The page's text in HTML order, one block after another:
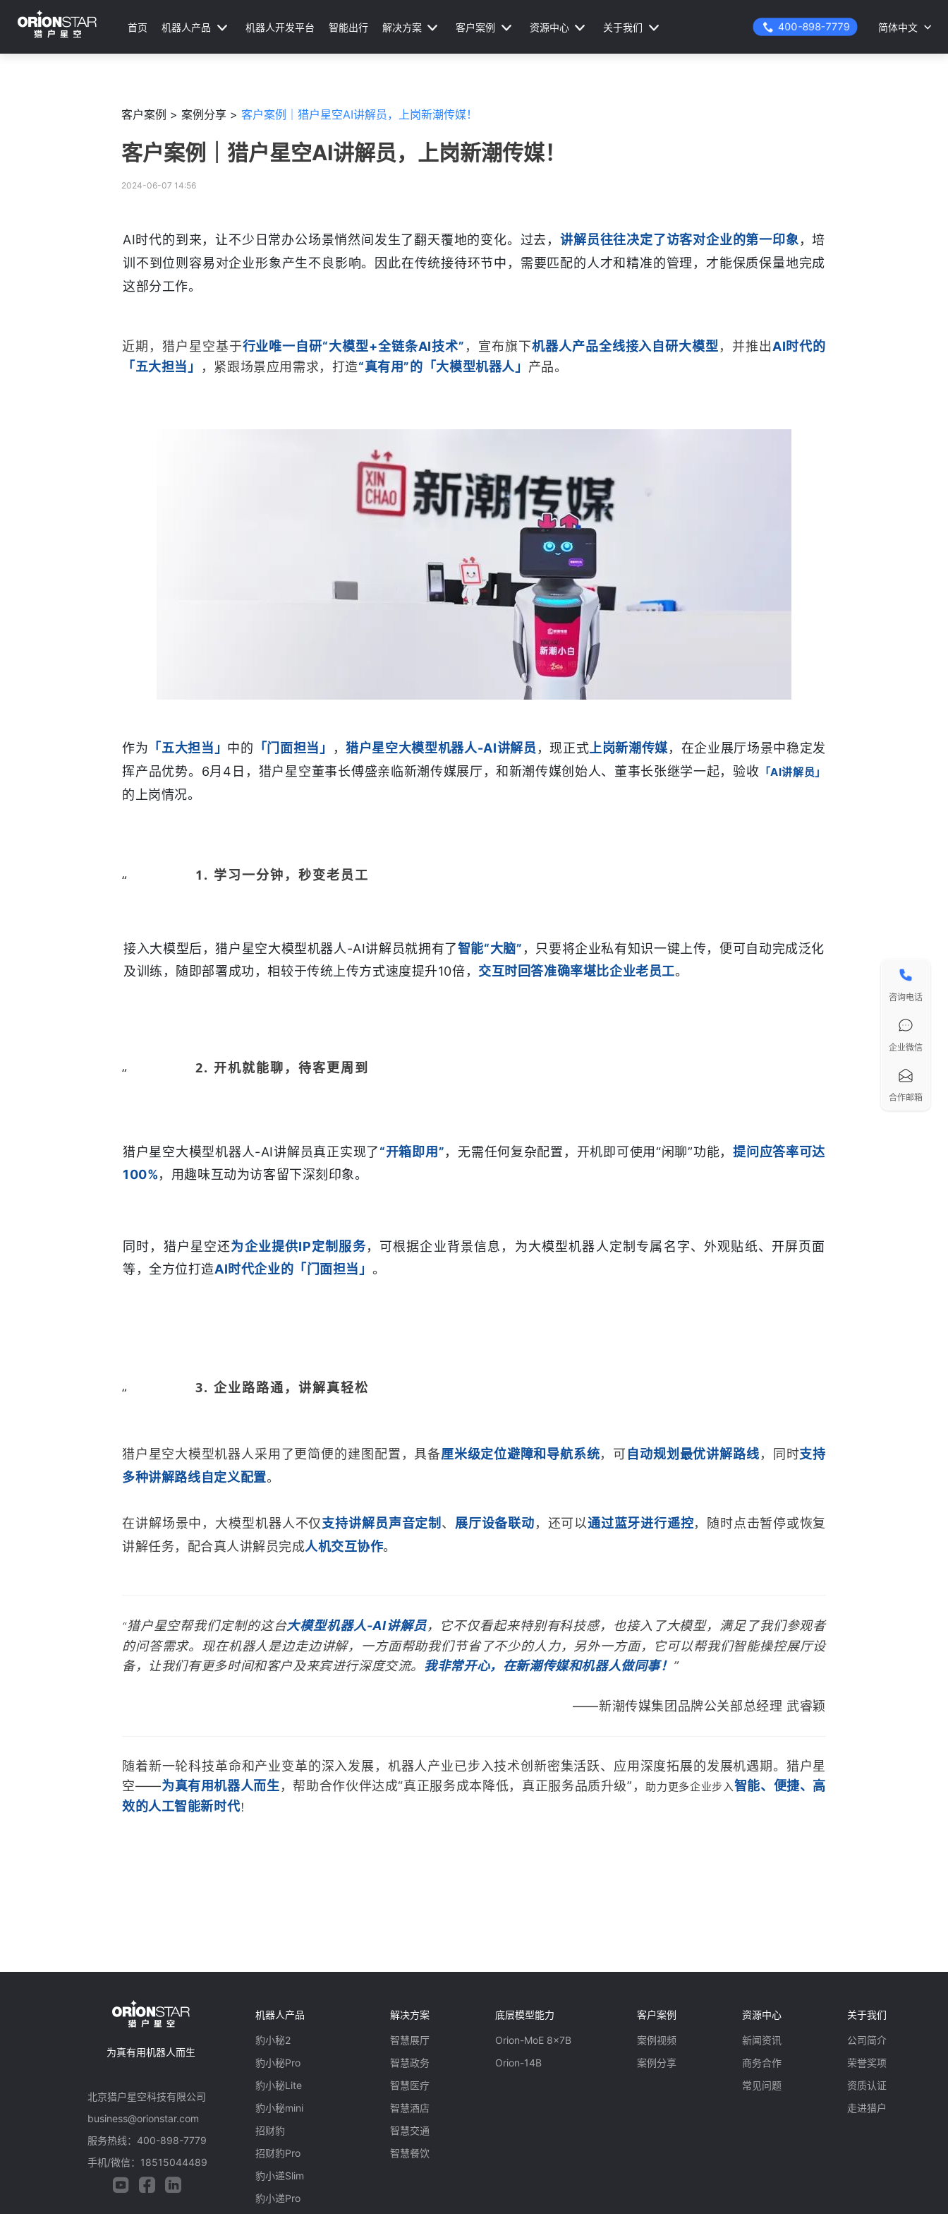
首页 机器人产品 机器人开发平台 智能出行 解决方案 客户案例 资源中心 关于我们 400-898-7779 简体中文
咨询电话
企业微信
合作邮箱
客户案例 > 案例分享 > 客户案例｜猎户星空AI讲解员，上岗新潮传媒！
客户案例｜猎户星空AI讲解员，上岗新潮传媒！
2024-06-07 14:56
AI时代的到来，让不少日常办公场景悄然间发生了翻天覆地的变化。过去，讲解员往往决定了访客对企业的第一印象，培
训不到位则容易对企业形象产生不良影响。因此在传统接待环节中，需要匹配的人才和精准的管理，才能保质保量地完成
这部分工作。
近期，猎户星空基于行业唯一自研“大模型+全链条AI技术” ，宣布旗下机器人产品全线接入自研大模型 ，并推出AI时代的
「五大担当」
，紧跟场景应用需求，打造“真有用”的「大模型机器人」 产品。
作为 「五大担当」 中的 「门面担当」 ，猎户星空大模型机器人-AI讲解员 ，现正式 上岗新潮传媒，在企业展厅场景中稳定发
挥产品优势。6月4日，猎户星空董事长傅盛亲临新潮传媒展厅，和新潮传媒创始人、董事长张继学一起，验收 「AI讲解员」
的 上岗情况。
“ 1. 学习一分钟，秒变老员工
接入大模型后，猎户星空大模型机器人-AI讲解员就拥有了智能“大脑” ，只要将企业私有知识一键上传，便可自动完成泛化
及训练，随即部署成功，相较于传统上传方式速度提升10倍， 交互时回答准确率堪比企业老员工。
“ 2. 开机就能聊，待客更周到
猎户星空大模型机器人-AI讲解员真正实现了“开箱即用”，无需任何复杂配置，开机即可使用“闲聊”功能，提问应答率可达
100%，用趣味互动为访客留下深刻印象。
同时，猎户星空还为企业提供IP定制服务，可根据企业背景信息，为大模型机器人定制专属名字、外观贴纸、开屏页面
等，全方位打造AI时代企业的「门面担当」 。
“ 3. 企业路路通，讲解真轻松
猎户星空大模型机器人采用了更简便的建图配置 ， 具备厘米级定位避障和导航系统， 可 自动规划最优讲解路线，同时支持
多种讲解路线自定义配置。
在讲解场景中，大模型机器人不仅支持讲解员声音定制 、 展厅设备联动，还可以通过蓝牙进行遥控，随时点击暂停或恢复
讲解任务，配合真人讲解员完成人机交互协作。
“猎户星空帮我们定制的这台大模型机器人-AI讲解员，它不仅看起来特别有科技感，也接入了大模型，满足了我们参观者
的问答需求。现在机器人是边走边讲解，一方面帮助我们节省了不少的人力，另外一方面，它可以帮我们智能操控展厅设
备，让我们有更多时间和客户及来宾进行深度交流。 我非常开心，在新潮传媒和机器人做同事！ ”
——新潮传媒集团品牌公关部总经理 武睿颖
随着新一轮科技革命和产业变革的深入发展，机器人产业已步入技术创新密集活跃、应用深度拓展的发展机遇期。猎户星
空——为真有用机器人而生 ，帮助合作伙伴达成“真正服务成本降低，真正服务品质升级”， 助力更多企业步入智能、便捷、高
效的人工智能新时代！
为真有用机器人而生
北京猎户星空科技有限公司
business@orionstar.com
服务热线：400-898-7779
手机/微信：18515044489
机器人产品
豹小秘2
豹小秘Pro
豹小秘Lite
豹小秘mini
招财豹
招财豹Pro
豹小递Slim
豹小递Pro
解决方案
智慧展厅
智慧政务
智慧医疗
智慧酒店
智慧交通
智慧餐饮
底层模型能力
Orion-MoE 8x7B
Orion-14B
客户案例
案例视频
案例分享
资源中心
新闻资讯
商务合作
常见问题
关于我们
公司简介
荣誉奖项
资质认证
走进猎户